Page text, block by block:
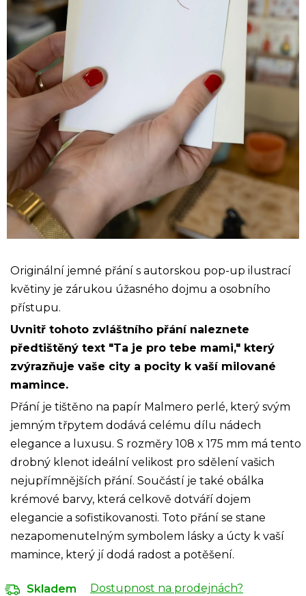
Originální jemné přání s autorskou pop-up ilustrací
květiny je zárukou úžasného dojmu a osobního
přístupu.
Uvnitř tohoto zvláštního přání naleznete
předtištěný text "Ta je pro tebe mami," který
zvýrazňuje vaše city a pocity k vaší milované
mamince.
Přání je tištěno na papír Malmero perlé, který svým
jemným třpytem dodává celému dílu nádech
elegance a luxusu. S rozměry 108 x 175 mm má tento
drobný klenot ideální velikost pro sdělení vašich
nejupřímnějších přání. Součástí je také obálka
krémové barvy, která celkově dotváří dojem
elegancie a sofistikovanosti. Toto přání se stane
nezapomenutelným symbolem lásky a úcty k vaší
mamince, který jí dodá radost a potěšení.
Skladem Dostupnost na prodejnách?